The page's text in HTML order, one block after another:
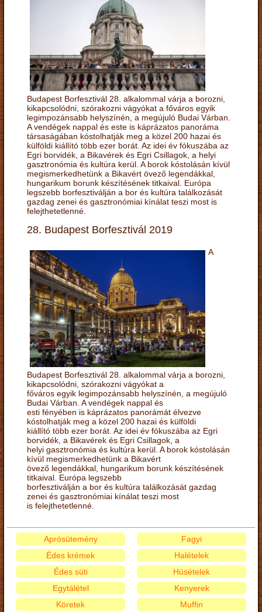
Budapest Borfesztivál 28. alkalommal várja a borozni,
kikapcsolódni, szórakozni vágyókat a főváros egyik
legimpozánsabb helyszínén, a megújuló Budai Várban.
A vendégek nappal és este is káprázatos panoráma
társaságában kóstolhatják meg a közel 200 hazai és
külföldi kiállító több ezer borát. Az idei év fókuszába az
Egri borvidék, a Bikavérek és Egri Csillagok, a helyi
gasztronómia és kultúra kerül. A borok kóstolásán kívül
megismerkedhetünk a Bikavért övező legendákkal,
hungarikum borunk készítésének titkaival. Európa
legszebb borfesztiválján a bor és kultúra találkozását
gazdag zenei és gasztronómiai kínálat teszi most is
felejthetetlenné.
28. Budapest Borfesztivál 2019
A
Budapest Borfesztivál 28. alkalommal várja a borozni,
kikapcsolódni, szórakozni vágyókat a
főváros egyik legimpozánsabb helyszínén, a megújuló
Budai Várban. A vendégek nappal és
esti fényében is káprázatos panorámát élvezve
kóstolhatják meg a közel 200 hazai és külföldi
kiállító több ezer borát. Az idei év fókuszába az Egri
borvidék, a Bikavérek és Egri Csillagok, a
helyi gasztronómia és kultúra kerül. A borok kóstolásán
kívül megismerkedhetünk a Bikavért
övező legendákkal, hungarikum borunk készítésének
titkaival. Európa legszebb
borfesztiválján a bor és kultúra találkozását gazdag
zenei és gasztronómiai kínálat teszi most
is felejthetetlenné.
Aprósütemény
Édes krémek
Édes süti
Egytálétel
Fagyi
Halételek
Húsételek
Kenyerek
Köretek
Muffin